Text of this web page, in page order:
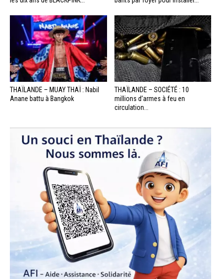
THAÏLANDE – MUAY THAÏ : Nabil
Anane battu à Bangkok
THAÏLANDE – SOCIÉTÉ : 10
millions d’armes à feu en
circulation...